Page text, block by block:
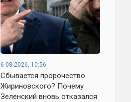
6-08-2026, 10:56
Сбывается пророчество
Жириновского? Почему
Зеленский вновь отказался